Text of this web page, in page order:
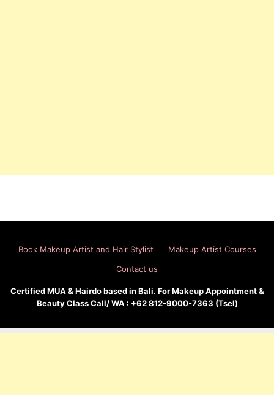
Book Makeup Artist and Hair Stylist
Makeup Artist Courses
Contact us
Certified MUA & Hairdo based in Bali. For Makeup Appointment &
Beauty Class Call/ WA : +62 812-9000-7363 (Tsel)